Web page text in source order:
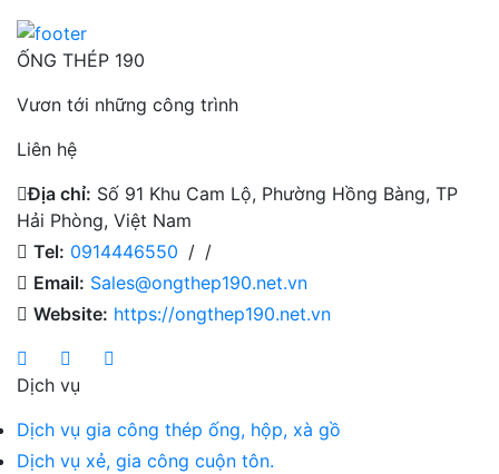
ỐNG THÉP 190
Vươn tới những công trình
Liên hệ
Địa chỉ: Số 91 Khu Cam Lộ, Phường Hồng Bàng, TP
Hải Phòng, Việt Nam
Tel: 0914446550 / /
Email: Sales@ongthep190.net.vn
Website: https://ongthep190.net.vn
Dịch vụ
Dịch vụ gia công thép ống, hộp, xà gồ
Dịch vụ xẻ, gia công cuộn tôn.